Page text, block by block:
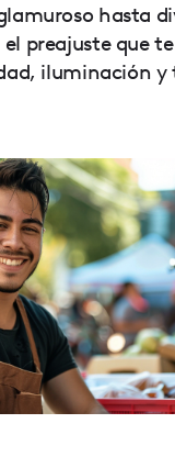
hasta
preajuste que
iluminación y